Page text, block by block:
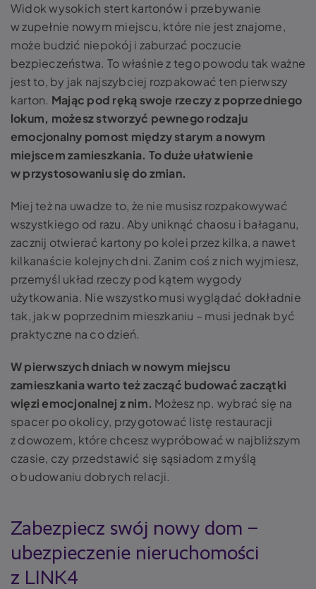
Widok wysokich stert kartonów i przebywanie
w zupełnie nowym miejscu, które nie jest znajome,
może budzić niepokój i zaburzać poczucie
bezpieczeństwa. To właśnie z tego powodu tak ważne
jest to, by jak najszybciej rozpakować ten pierwszy
karton. Mając pod ręką swoje rzeczy z poprzedniego
lokum, możesz stworzyć pewnego rodzaju
emocjonalny pomost między starym a nowym
miejscem zamieszkania. To duże ułatwienie
w przystosowaniu się do zmian.
Miej też na uwadze to, że nie musisz rozpakowywać
wszystkiego od razu. Aby uniknąć chaosu i bałaganu,
zacznij otwierać kartony po kolei przez kilka, a nawet
kilkanaście kolejnych dni. Zanim coś z nich wyjmiesz,
przemyśl układ rzeczy pod kątem wygody
użytkowania. Nie wszystko musi wyglądać dokładnie
tak, jak w poprzednim mieszkaniu – musi jednak być
praktyczne na co dzień.
W pierwszych dniach w nowym miejscu
zamieszkania warto też zacząć budować zaczątki
więzi emocjonalnej z nim. Możesz np. wybrać się na
spacer po okolicy, przygotować listę restauracji
z dowozem, które chcesz wypróbować w najbliższym
czasie, czy przedstawić się sąsiadom z myślą
o budowaniu dobrych relacji.
Zabezpiecz swój nowy dom –
ubezpieczenie nieruchomości
z LINK4